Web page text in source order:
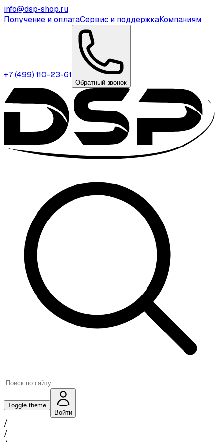
info@dsp-shop.ru
Получение и оплатаСервис и поддержкаКомпаниям
+7 (499) 110-23-61
Обратный звонок
Toggle theme
Войти
/
/